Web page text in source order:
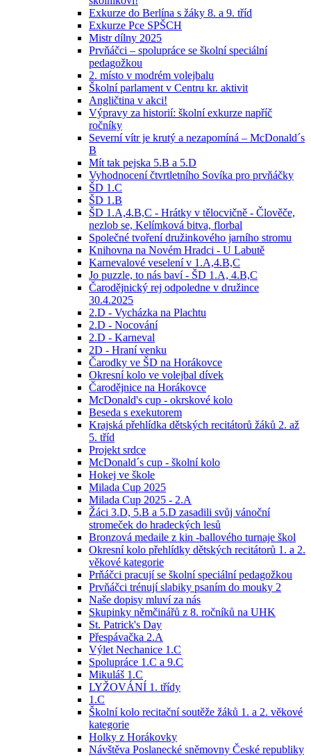
Exkurze do Berlína s žáky 8. a 9. tříd
Exkurze Pce SPŠCH
Mistr dílny 2025
Prvňáčci – spolupráce se školní speciální
pedagožkou
2. místo v modrém volejbalu
Školní parlament v Centru kr. aktivit
Angličtina v akci!
Výpravy za historií: školní exkurze napříč
ročníky
Severní vítr je krutý a nezapomíná – McDonald´s
B
Mít tak pejska 5.B a 5.D
Vyhodnocení čtvrtletního Sovíka pro prvňáčky
ŠD 1.C
ŠD 1.B
ŠD 1.A,4.B,C - Hrátky v tělocvičně - Člověče,
nezlob se, Kelímková bitva, florbal
Společné tvoření družinkového jarního stromu
Knihovna na Novém Hradci - U Labutě
Karnevalové veselení v 1.A,4.B,C
Jo puzzle, to nás baví - ŠD 1.A, 4.B,C
Čarodějnický rej odpoledne v družince
30.4.2025
2.D - Vycházka na Plachtu
2.D - Nocování
2.D - Karneval
2D - Hraní venku
Čarodky ve ŠD na Horákovce
Okresní kolo ve volejbal dívek
Čarodějnice na Horákovce
McDonald's cup - okrskové kolo
Beseda s exekutorem
Krajská přehlídka dětských recitátorů žáků 2. až
5. tříd
Projekt srdce
McDonald´s cup - školní kolo
Hokej ve škole
Milada Cup 2025
Milada Cup 2025 - 2.A
Žáci 3.D, 5.B a 5.D zasadili svůj vánoční
stromeček do hradeckých lesů
Bronzová medaile z kin -ballového turnaje škol
Okresní kolo přehlídky dětských recitátorů 1. a 2.
věkové kategorie
Prňáčci pracují se školní speciální pedagožkou
Prvňáčci trénují slabiky psaním do mouky 2
Naše dopisy mluví za nás
Skupinky němčinářů z 8. ročníků na UHK
St. Patrick's Day
Přespávačka 2.A
Výlet Nechanice 1.C
Spolupráce 1.C a 9.C
Mikuláš 1.C
LYŽOVÁNÍ 1. třídy
1.C
Školní kolo recitační soutěže žáků 1. a 2. věkové
kategorie
Holky z Horákovky
Návštěva Poslanecké sněmovny České republiky